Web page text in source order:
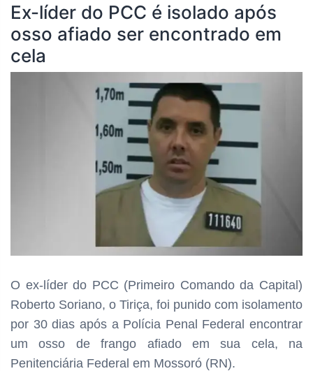
Ex-líder do PCC é isolado após
osso afiado ser encontrado em
cela
O ex-líder do PCC (Primeiro Comando da Capital)
Roberto Soriano, o Tiriça, foi punido com isolamento
por 30 dias após a Polícia Penal Federal encontrar
um osso de frango afiado em sua cela, na
Penitenciária Federal em Mossoró (RN).